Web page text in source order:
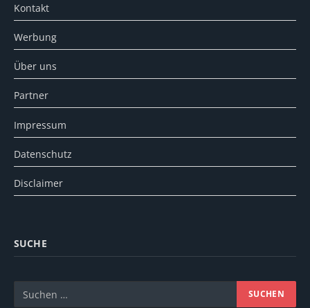
Kontakt
Werbung
Über uns
Partner
Impressum
Datenschutz
Disclaimer
SUCHE